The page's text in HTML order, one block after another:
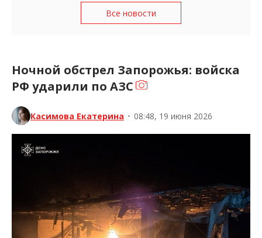
Все новости
Ночной обстрел Запорожья: войска
РФ ударили по АЗС
Касимова Екатерина • 08:48, 19 июня 2026